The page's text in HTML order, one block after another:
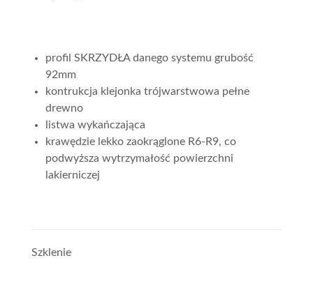
profil SKRZYDŁA danego systemu grubość
92mm
kontrukcja klejonka trójwarstwowa pełne
drewno
listwa wykańczająca
krawędzie lekko zaokrąglone R6-R9, co
podwyższa wytrzymałość powierzchni
lakierniczej
Szklenie